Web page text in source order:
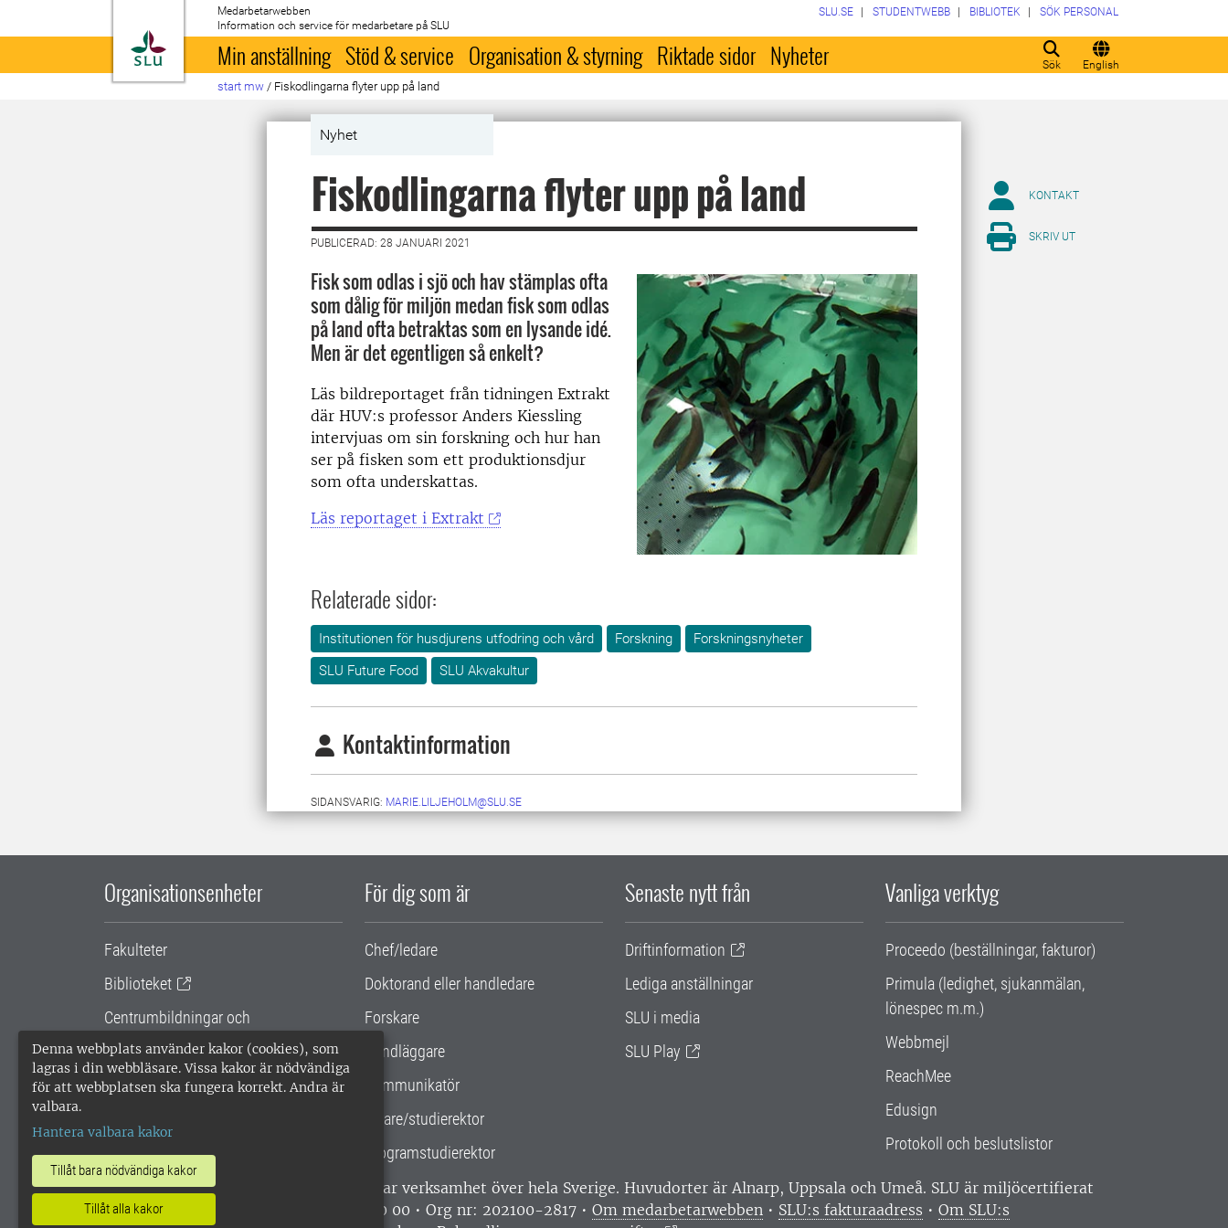
Denna webbplats använder kakor (cookies), som
lagras i din webbläsare. Vissa kakor är nödvändiga
för att webbplatsen ska fungera korrekt. Andra är
valbara.
Hantera valbara kakor
Tillåt bara nödvändiga kakor
Tillåt alla kakor
Till startsida
Medarbetarwebben
Information och service för medarbetare på SLU
Sök English
SLU.SE STUDENTWEBB BIBLIOTEK SÖK PERSONAL
Min anställning Stöd & service Organisation & styrning Riktade sidor Nyheter
start mw / Fiskodlingarna flyter upp på land
Nyhet
Fiskodlingarna flyter upp på land
PUBLICERAD: 28 JANUARI 2021
Fisk som odlas i sjö och hav stämplas ofta
som dålig för miljön medan fisk som odlas
på land ofta betraktas som en lysande idé.
Men är det egentligen så enkelt?
Läs bildreportaget från tidningen Extrakt
där HUV:s professor Anders Kiessling
intervjuas om sin forskning och hur han
ser på fisken som ett produktionsdjur
som ofta underskattas.
Läs reportaget i Extrakt
Relaterade sidor:
Institutionen för husdjurens utfodring och vård Forskning
Forskningsnyheter
SLU Future Food
SLU Akvakultur
Kontaktinformation
SIDANSVARIG: MARIE.LILJEHOLM@SLU.SE
KONTAKT
SKRIV UT
Organisationsenheter
Fakulteter
Biblioteket
Centrumbildningar och
samarbetsprojekt
Gemensamma verksamhetsstödet
För dig som är
Chef/ledare
Doktorand eller handledare
Forskare
Handläggare
Kommunikatör
Lärare/studierektor
Programstudierektor
Senaste nytt från
Driftinformation
Lediga anställningar
SLU i media
SLU Play
Vanliga verktyg
Proceedo (beställningar, fakturor)
Primula (ledighet, sjukanmälan,
lönespec m.m.)
Webbmejl
ReachMee
Edusign
Protokoll och beslutslistor
SLU, Sveriges lantbruksuniversitet, har verksamhet över hela Sverige. Huvudorter är Alnarp, Uppsala och Umeå. SLU är miljöcertifierat
enligt ISO 14001. •
Telefon: 018-67 10 00 • Org nr: 202100-2817 • Om medarbetarwebben • SLU:s fakturaadress • Om SLU:s